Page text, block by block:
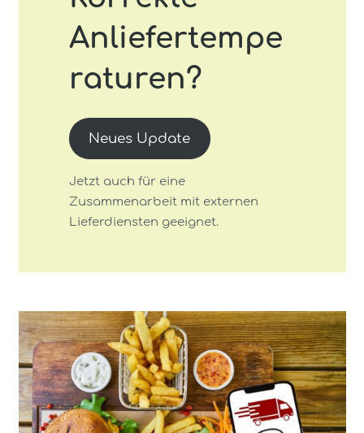
Anliefertempe
raturen?
Neues Update
Jetzt auch für eine
Zusammenarbeit mit externen
Lieferdiensten geeignet.